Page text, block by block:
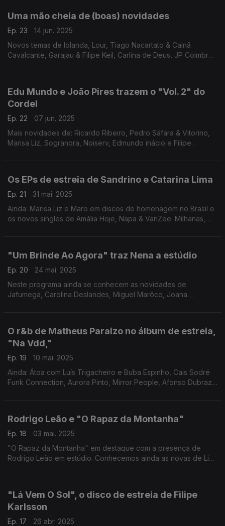
Uma mão cheia de (boas) novidades
Ep. 23
14 jun. 2025
Novos temas de Iolanda, Lour, Tiago Nacartato & Cainã
Cavalcante, Garajau & Filipe Keil, Carlina de Deus, JP Coimbra,
Edu Mundo e João Pires trazem o "Vol. 2" do
Cordel
Ep. 22
07 jun. 2025
Mais novidades de: Ricardo Ribeiro, Pedro Sáfara & Vitorino,
Marisa Liz, Sogranora, Noiserv, Edmundo inácio e Filipe
Os EPs de estreia de Sandrino e Catarina Lima
Ep. 21
31 mai. 2025
Ainda: Marisa Liz e Maro em discos de homenagem no Brasil e
os novos singles de Amália Hoje, Napa & VanZee. Milhanas,
"Um Brinde Ao Agora" traz Nena a estúdio
Ep. 20
24 mai. 2025
Neste programa ainda se conhecem as novidades de
Jafumega, Carolina Deslandes, Miguel Marôco, Joana
O r&b de Matheus Paraizo no álbum de estreia,
"Na Vdd,"
Ep. 19
10 mai. 2025
Ainda: Átoa com Luís Trigacheiro e Buba Espinho, Cais Sodré
Funk Connection, Aurora Pinto, Mirror People, Afonso Dubraz,
Rodrigo Leão e "O Rapaz da Montanha"
Ep. 18
03 mai. 2025
"O Rapaz da Montanha" em destaque com a presença de
Rodrigo Leão em estúdio. Conhecemos ainda as novas de Lina
"Lá Vem O Sol", o disco de estreia de Filipe
Karlsson
Ep. 17
26 abr. 2025